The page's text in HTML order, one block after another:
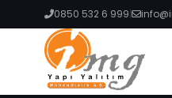
0850 532 6 999